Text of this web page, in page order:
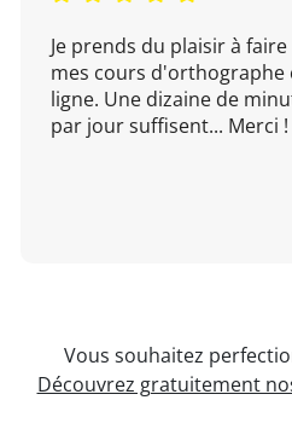
Je prends du plaisir à faire
mes cours d'orthographe
ligne. Une dizaine de
par jour suffisent... Merci !
Vous souhaitez
Découvrez gratuitement